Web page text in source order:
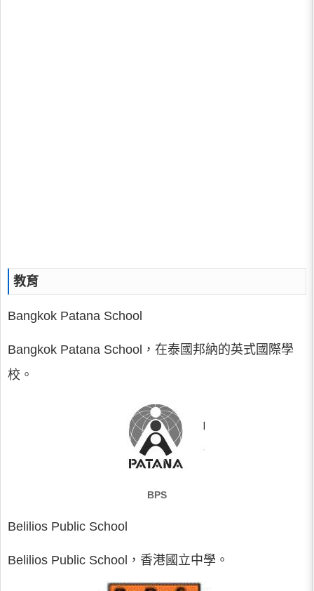
教育
Bangkok Patana School
Bangkok Patana School，在泰國邦納的英式國際學
校。
BPS
Belilios Public School
Belilios Public School，香港國立中學。